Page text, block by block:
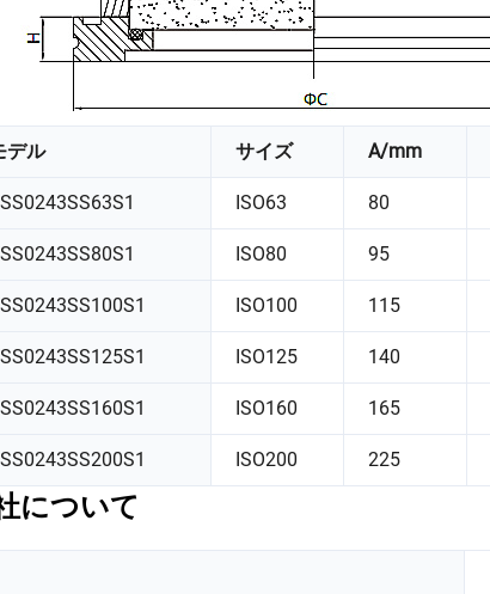
デル サイズ A/mm
ISO63 80
ISO80 95
ISO100 115
ISO125 140
ISO160 165
ISO200 225
について